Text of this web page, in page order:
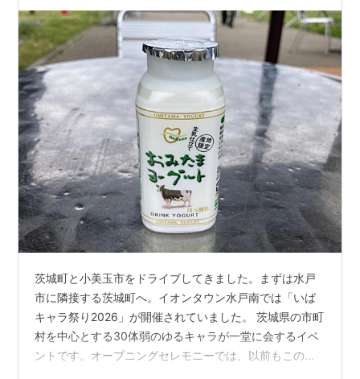
茨城町と小美玉市をドライブしてきました。まずは水戸
市に隣接する茨城町へ。イオンタウン水戸南では「いば
キャラ祭り2026」が開催されていました。 茨城県の市町
村を中心とする30体弱のゆるキャラが一堂に会するイベ
ントです。オープニングセレモニーでは、以前もこのブ